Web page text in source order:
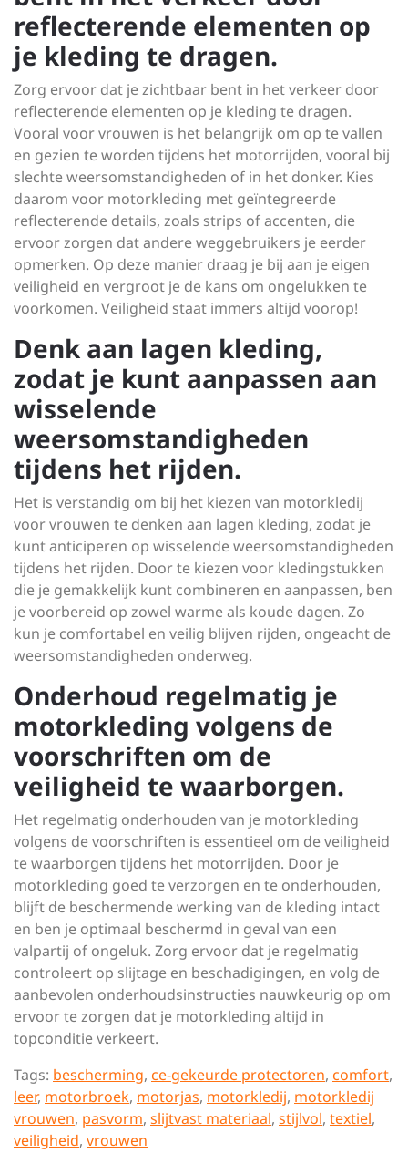
reflecterende elementen op
je kleding te dragen.
Zorg ervoor dat je zichtbaar bent in het verkeer door
reflecterende elementen op je kleding te dragen.
Vooral voor vrouwen is het belangrijk om op te vallen
en gezien te worden tijdens het motorrijden, vooral bij
slechte weersomstandigheden of in het donker. Kies
daarom voor motorkleding met geïntegreerde
reflecterende details, zoals strips of accenten, die
ervoor zorgen dat andere weggebruikers je eerder
opmerken. Op deze manier draag je bij aan je eigen
veiligheid en vergroot je de kans om ongelukken te
voorkomen. Veiligheid staat immers altijd voorop!
Denk aan lagen kleding,
zodat je kunt aanpassen aan
wisselende
weersomstandigheden
tijdens het rijden.
Het is verstandig om bij het kiezen van motorkledij
voor vrouwen te denken aan lagen kleding, zodat je
kunt anticiperen op wisselende weersomstandigheden
tijdens het rijden. Door te kiezen voor kledingstukken
die je gemakkelijk kunt combineren en aanpassen, ben
je voorbereid op zowel warme als koude dagen. Zo
kun je comfortabel en veilig blijven rijden, ongeacht de
weersomstandigheden onderweg.
Onderhoud regelmatig je
motorkleding volgens de
voorschriften om de
veiligheid te waarborgen.
Het regelmatig onderhouden van je motorkleding
volgens de voorschriften is essentieel om de veiligheid
te waarborgen tijdens het motorrijden. Door je
motorkleding goed te verzorgen en te onderhouden,
blijft de beschermende werking van de kleding intact
en ben je optimaal beschermd in geval van een
valpartij of ongeluk. Zorg ervoor dat je regelmatig
controleert op slijtage en beschadigingen, en volg de
aanbevolen onderhoudsinstructies nauwkeurig op om
ervoor te zorgen dat je motorkleding altijd in
topconditie verkeert.
Tags: bescherming, ce-gekeurde protectoren, comfort,
leer, motorbroek, motorjas, motorkledij, motorkledij
vrouwen, pasvorm, slijtvast materiaal, stijlvol, textiel,
veiligheid, vrouwen